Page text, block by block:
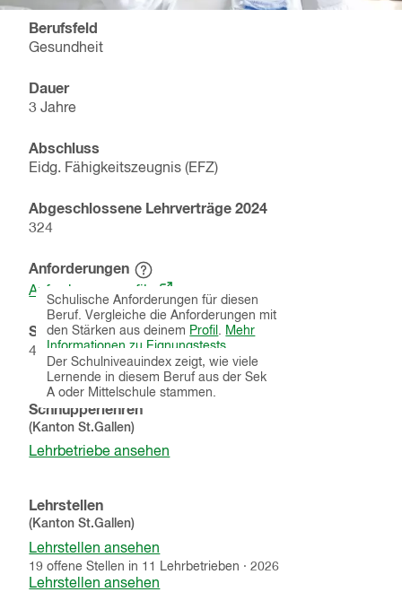
Berufsfeld
Gesundheit
Dauer
3 Jahre
Abschluss
Eidg. Fähigkeitszeugnis (EFZ)
Abgeschlossene Lehrverträge2024
324
Anforderungen
Hinweistext
einblenden
Schulische Anforderungen für diesen
Beruf. Vergleiche die Anforderungen mit
den Stärken aus deinem Profil
Mehr
Informationen zu Eignungstests
Anforderungsprofile
(öffnet
in
einem
neuen
Fenster)
Schulniveauindex
Hinweistext
einblenden
Der Schulniveauindex zeigt, wie viele
Lernende in diesem Beruf aus der Sek
A oder Mittelschule stammen.
42 % von277Lernenden
Schnupperlehren
(KantonSt.Gallen)
Lehrbetriebe ansehen
Lehrstellen
(KantonSt.Gallen)
Lehrstellen ansehen
19 offeneStellen in 11 Lehrbetrieben ·2026
Lehrstellen ansehen